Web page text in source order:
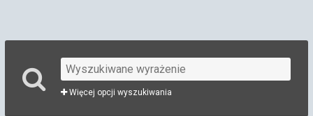
Więcej opcji wyszukiwania